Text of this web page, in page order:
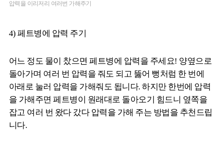
압력을 이리저리 여러번 가해주기
4) 페트병에 압력 주기
어느 정도 물이 찼으면 페트병에 압력을 주세요! 양옆으로
돌아가며 여러 번 압력을 줘도 되고 뚫어 뻥처럼 한 번에
아래로 눌러 압력을 가해줘도 됩니다. 하지만 한번에 압력
을 가해주면 페트병이 원래대로 돌아오기 힘드니 옆쪽을
잡고 여러 번 왔다 갔다 압력을 가해 주는 방법을 추천드립
니다.